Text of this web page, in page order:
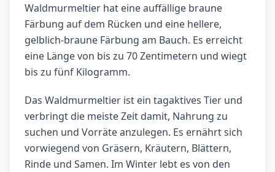
Waldmurmeltier hat eine auffällige braune
Färbung auf dem Rücken und eine hellere,
gelblich-braune Färbung am Bauch. Es erreicht
eine Länge von bis zu 70 Zentimetern und wiegt
bis zu fünf Kilogramm.
Das Waldmurmeltier ist ein tagaktives Tier und
verbringt die meiste Zeit damit, Nahrung zu
suchen und Vorräte anzulegen. Es ernährt sich
vorwiegend von Gräsern, Kräutern, Blättern,
Rinde und Samen. Im Winter lebt es von den